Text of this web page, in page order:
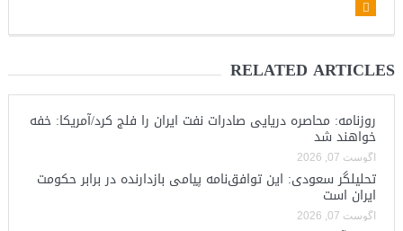
RELATED ARTICLES
روزنامه: محاصره دریایی صادرات نفت ایران را فلج کرد/آمریکا: خفه
خواهند شد
آگوست 07, 2026
تحلیلگر سعودی: این توافق‌نامه پیامی بازدارنده در برابر حکومت
ایران است
آگوست 07, 2026